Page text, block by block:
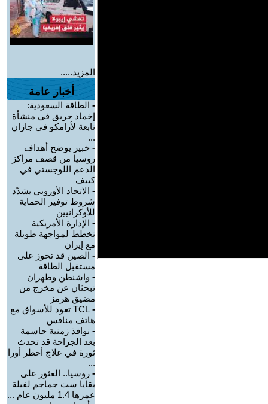
المزيد.....
أخبار عامة
- الطاقة السعودية:
إخماد حريق في منشأة
تابعة لأرامكو في جازان
...
- خبير يوضح أهداف
روسيا من قصف مراكز
الدعم اللوجستي في
كييف
- الاتحاد الأوروبي يشدّد
شروط توفير الحماية
للأوكرانيين
- الإدارة الأمريكية
تخطط لمواجهة طويلة
مع إيران
- الصين قد تحوز على
مستقبل الطاقة
- واشنطن وطهران
تبحثان عن مخرج من
مضيق هرمز
-
TCL تعود للأسواق مع
هاتف منافس
- نوافذ زمنية حاسمة
بعد الجراحة قد تحدث
ثورة في علاج أخطر أورا
...
- روسيا.. العثور على
بقايا ست جماجم لفيلة
عمرها 1.4 مليون عام ...